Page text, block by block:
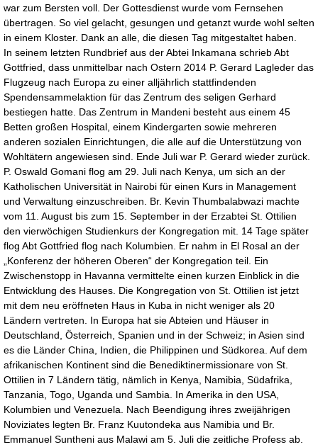
war zum Bersten voll. Der Gottesdienst wurde vom Fernsehen
übertragen. So viel gelacht, gesungen und getanzt wurde wohl selten
in einem Kloster. Dank an alle, die diesen Tag mitgestaltet haben.
In seinem letzten Rundbrief aus der Abtei Inkamana schrieb Abt
Gottfried, dass unmittelbar nach Ostern 2014 P. Gerard Lagleder das
Flugzeug nach Europa zu einer alljährlich stattfindenden
Spendensammelaktion für das Zentrum des seligen Gerhard
bestiegen hatte. Das Zentrum in Mandeni besteht aus einem 45
Betten großen Hospital, einem Kindergarten sowie mehreren
anderen sozialen Einrichtungen, die alle auf die Unterstützung von
Wohltätern angewiesen sind. Ende Juli war P. Gerard wieder zurück.
P. Oswald Gomani flog am 29. Juli nach Kenya, um sich an der
Katholischen Universität in Nairobi für einen Kurs in Management
und Verwaltung einzuschreiben. Br. Kevin Thumbalabwazi machte
vom 11. August bis zum 15. September in der Erzabtei St. Ottilien
den vierwöchigen Studienkurs der Kongregation mit. 14 Tage später
flog Abt Gottfried flog nach Kolumbien. Er nahm in El Rosal an der
„Konferenz der höheren Oberen“ der Kongregation teil. Ein
Zwischenstopp in Havanna vermittelte einen kurzen Einblick in die
Entwicklung des Hauses. Die Kongregation von St. Ottilien ist jetzt
mit dem neu eröffneten Haus in Kuba in nicht weniger als 20
Ländern vertreten. In Europa hat sie Abteien und Häuser in
Deutschland, Österreich, Spanien und in der Schweiz; in Asien sind
es die Länder China, Indien, die Philippinen und Südkorea. Auf dem
afrikanischen Kontinent sind die Benediktinermissionare von St.
Ottilien in 7 Ländern tätig, nämlich in Kenya, Namibia, Südafrika,
Tanzania, Togo, Uganda und Sambia. In Amerika in den USA,
Kolumbien und Venezuela. Nach Beendigung ihres zweijährigen
Noviziates legten Br. Franz Kuutondeka aus Namibia und Br.
Emmanuel Suntheni aus Malawi am 5. Juli die zeitliche Profess ab.